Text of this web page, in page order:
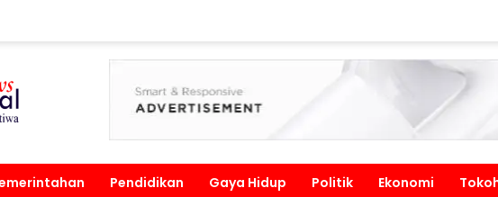
Pendidikan Gaya Hidup Politik Ekonomi